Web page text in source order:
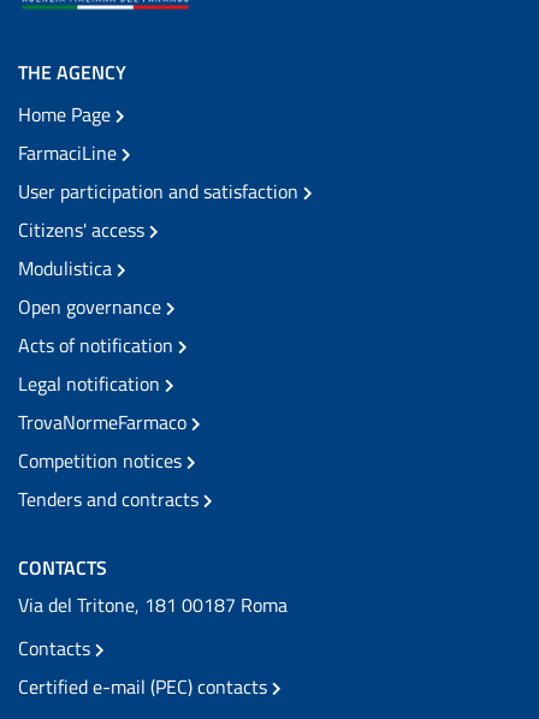
THE AGENCY
Home Page
FarmaciLine
User participation and satisfaction
Citizens' access
Modulistica
Open governance
Acts of notification
Legal notification
TrovaNormeFarmaco
Competition notices
Tenders and contracts
CONTACTS
Via del Tritone, 181 00187 Roma
Contacts
Certified e-mail (PEC) contacts